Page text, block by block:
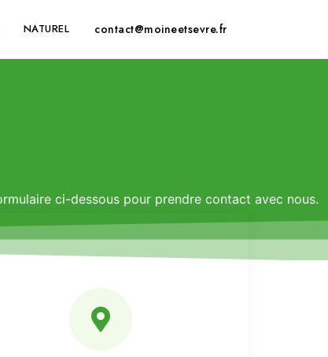
NATUREL contact@moineetsevre.fr
ci-dessous pour prendre contact avec nous.